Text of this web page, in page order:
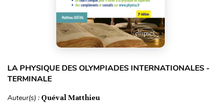
LA PHYSIQUE DES OLYMPIADES INTERNATIONALES -
TERMINALE
Auteur(s) : Quéval Matthieu